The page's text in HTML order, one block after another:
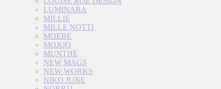
LUMINARA
MILLIE
MILLE NOTTI
MOEBE
MOJOO
MUNTHE
NEW MAGS
NEW WORKS
NIKO JUNE